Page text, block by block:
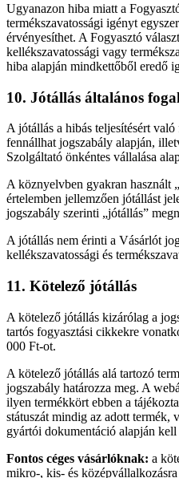
Ugyanazon hiba miatt a
termékszavatossági igényt
érvényesíthet. A Fogyasztó
kellékszavatossági vagy
hiba alapján mindkettőből eredő
10. Jótállás általános
A jótállás a hibás teljesítésért
fennállhat jogszabály alapján,
Szolgáltató önkéntes vállalása
A köznyelvben gyakran használt
értelemben jellemzően jótállást
jogszabály szerinti „jótállás”
A jótállás nem érinti a Vásárlót
kellékszavatossági és
11. Kötelező jótállás
A kötelező jótállás kizárólag a
tartós fogyasztási cikkekre
000 Ft-ot.
A kötelező jótállás alá tartozó
jogszabály határozza meg. A
ilyen termékkört ebben a
státuszát mindig az adott termék,
gyártói dokumentáció alapján
Fontos céges vásárlóknak: a
mikro-, kis- és